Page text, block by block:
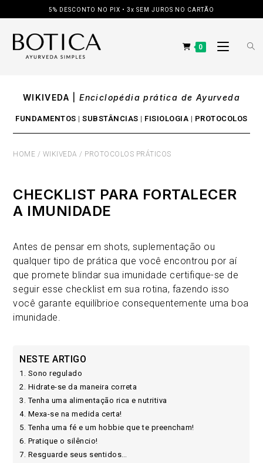
para
conteúdo
5% DESCONTO NO PIX • 3x SEM JUROS NO CARTÃO
0
WIKIVEDA |Enciclopédia prática de Ayurveda
FUNDAMENTOS |SUBSTÂNCIAS | FISIOLOGIA | PROTOCOLOS
HOME / WIKIVEDA / PROTOCOLOS PRÁTICOS
CHECKLIST PARA FORTALECER
A IMUNIDADE
Antes de pensar em shots, suplementação ou
qualquer tipo de prática que você encontrou por aí
que promete blindar sua imunidade certifique-se de
seguir esse checklist em sua rotina, fazendo isso
você garante equilíbrioe consequentemente uma boa
imunidade.
NESTE ARTIGO
1. Sono regulado
2. Hidrate-se da maneira correta
3. Tenha uma alimentação rica e nutritiva
4. Mexa-se na medida certa!
5. Tenha uma fé e um hobbie que te preencham!
6. Pratique o silêncio!
7. Resguarde seus sentidos…